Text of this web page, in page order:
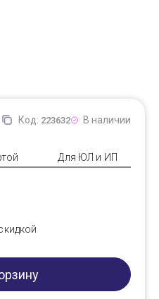
Код: 223632 В наличии
Для ЮЛ и ИП